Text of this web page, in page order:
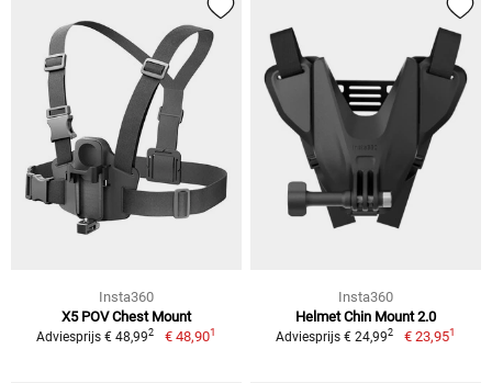
Insta360
X5 POV Chest Mount
Adviesprijs € 48,992 € 48,901
Insta360
Helmet Chin Mount 2.0
Adviesprijs € 24,992 € 23,951